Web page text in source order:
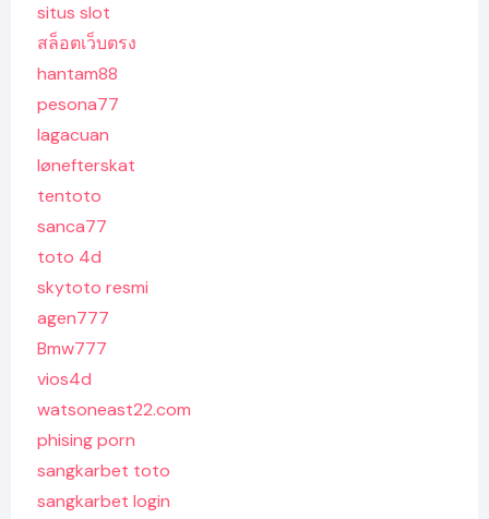
situs slot
สล็อตเว็บตรง
hantam88
pesona77
lagacuan
lønefterskat
tentoto
sanca77
toto 4d
skytoto resmi
agen777
Bmw777
vios4d
watsoneast22.com
phising porn
sangkarbet toto
sangkarbet login